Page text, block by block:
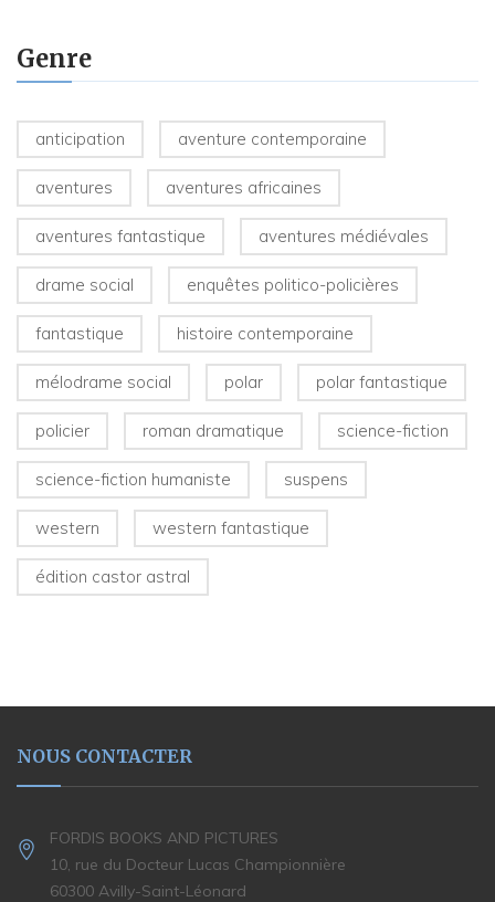
Genre
anticipation aventure contemporaine
aventures aventures africaines
aventures fantastique aventures médiévales
drame social enquêtes politico-policières
fantastique histoire contemporaine
mélodrame social polar polar fantastique
policier roman dramatique science-fiction
science-fiction humaniste suspens
western western fantastique
édition castor astral
NOUS CONTACTER
FORDIS BOOKS AND PICTURES
10, rue du Docteur Lucas Championnière
60300 Avilly-Saint-Léonard